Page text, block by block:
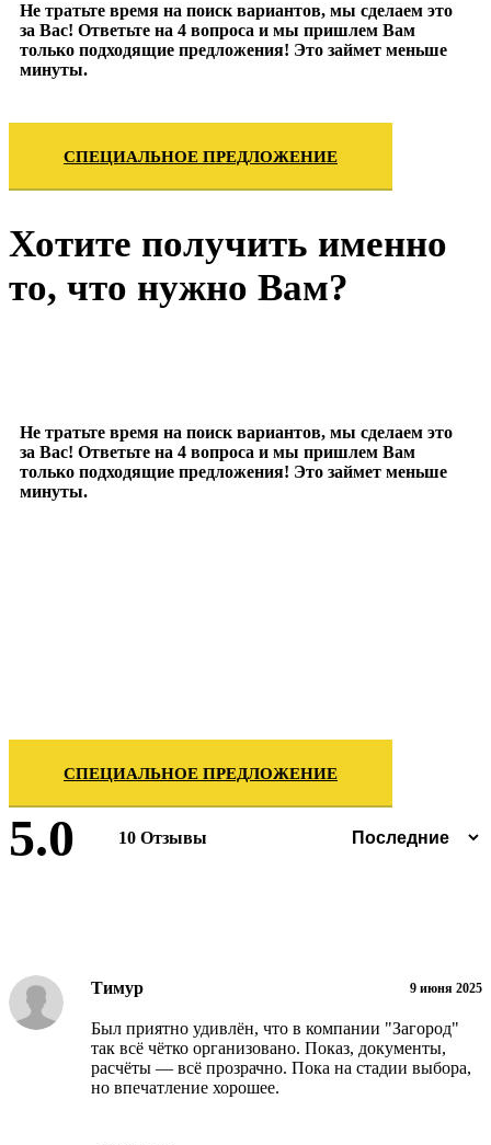
Не тратьте время на поиск вариантов, мы сделаем это
за Вас! Ответьте на 4 вопроса и мы пришлем Вам
только подходящие предложения! Это займет меньше
минуты.
СПЕЦИАЛЬНОЕ ПРЕДЛОЖЕНИЕ
Хотите получить именно
то, что нужно Вам?
Не тратьте время на поиск вариантов, мы сделаем это
за Вас! Ответьте на 4 вопроса и мы пришлем Вам
только подходящие предложения! Это займет меньше
минуты.
СПЕЦИАЛЬНОЕ ПРЕДЛОЖЕНИЕ
5.0 10 Отзывы
9 июня 2025
Тимур
Был приятно удивлён, что в компании "Загород"
так всё чётко организовано. Показ, документы,
расчёты — всё прозрачно. Пока на стадии выбора,
но впечатление хорошее.